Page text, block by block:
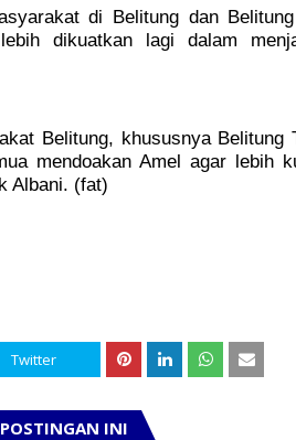
di Belitung dan
dikuatkan lagi dalam
Belitung, khususnya
mendoakan Amel agar lebih
Albani. (fat)
Twitter
INI